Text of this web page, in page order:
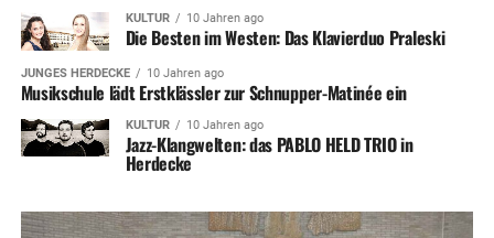
KULTUR 10 Jahren ago
Die Besten im Westen: Das Klavierduo Praleski
JUNGES HERDECKE 10 Jahren ago
Musikschule lädt Erstklässler zur Schnupper-Matinée ein
KULTUR 10 Jahren ago
Jazz-Klangwelten: das PABLO HELD TRIO in
Herdecke